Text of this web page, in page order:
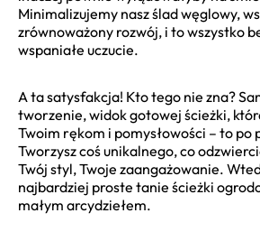
Minimalizujemy nasz ślad węglowy,
zrównoważony rozwój, i to wszystko
wspaniałe uczucie.
A ta satysfakcja! Kto tego nie zna?
tworzenie, widok gotowej ścieżki,
Twoim rękom i pomysłowości – to po
Tworzysz coś unikalnego, co
Twój styl, Twoje zaangażowanie.
najbardziej proste tanie ścieżki
małym arcydziełem.